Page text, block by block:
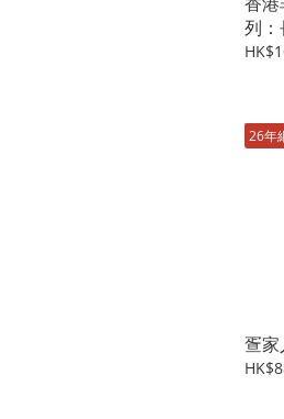
列
26年
疍家